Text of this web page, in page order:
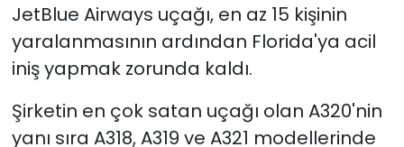
JetBlue Airways uçağı, en az 15 kişinin
yaralanmasının ardından Florida'ya acil
iniş yapmak zorunda kaldı.
Şirketin en çok satan uçağı olan A320'nin
yanı sıra A318, A319 ve A321 modellerinde